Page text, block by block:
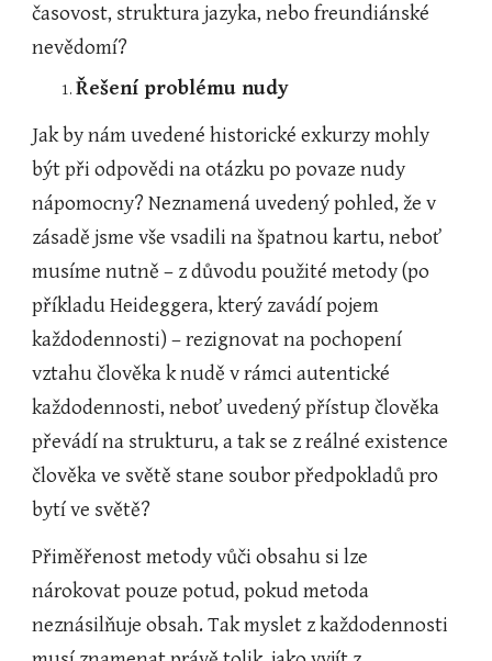
časovost, struktura jazyka, nebo freundiánské
nevědomí?
Řešení problému nudy
Jak by nám uvedené historické exkurzy mohly
být při odpovědi na otázku po povaze nudy
nápomocny? Neznamená uvedený pohled, že v
zásadě jsme vše vsadili na špatnou kartu, neboť
musíme nutně – z důvodu použité metody (po
příkladu Heideggera, který zavádí pojem
každodennosti) – rezignovat na pochopení
vztahu člověka k nudě v rámci autentické
každodennosti, neboť uvedený přístup člověka
převádí na strukturu, a tak se z reálné existence
člověka ve světě stane soubor předpokladů pro
bytí ve světě?
Přiměřenost metody vůči obsahu si lze
nárokovat pouze potud, pokud metoda
neznásilňuje obsah. Tak myslet z každodennosti